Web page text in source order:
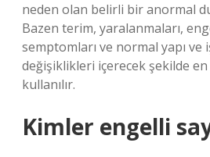
neden olan belirli bir anormal
Bazen terim, yaralanmaları,
semptomları ve normal yapı ve
değişiklikleri içerecek şekilde en
kullanılır.
Kimler engelli